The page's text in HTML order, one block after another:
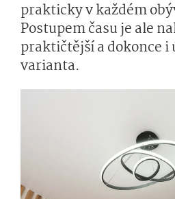
prakticky v každém
Postupem času je ale
praktičtější a dokonce i
varianta.